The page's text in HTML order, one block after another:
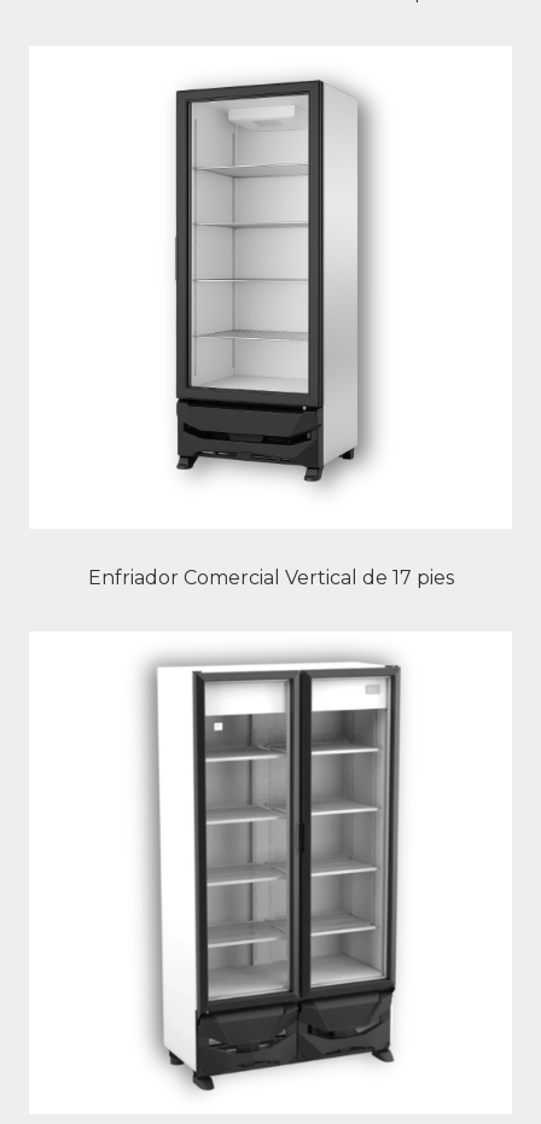
Enfriador Comercial Vertical de 17 pies